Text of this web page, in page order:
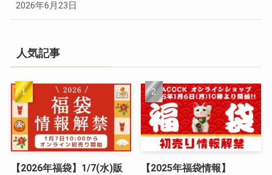
2026年6月23日
人気記事
【2026年福袋】1/7(水)販
【2025年福袋情報】